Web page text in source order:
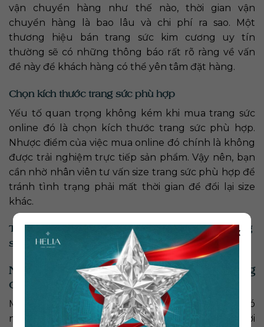
vận chuyển hàng như thế nào, thời gian vận
chuyển hàng là bao lâu và chi phí ra sao. Một
thương hiệu bán trang sức kim cương uy tín
thường sẽ có những thông báo rất rõ ràng về vấn
đề này để khách hàng có thể yên tâm đặt hàng.
Chọn kích thước trang sức phù hợp
Yếu tố quan trọng không kém khi mua trang sức
online đó là chọn kích thước trang sức phù hợp.
Nhược điểm của việc mua online đó chính là không
được trải nghiệm trực tiếp sản phẩm. Vậy nên, bạn
cần nhờ nhân viên tư vấn size trang sức phù hợp để
tránh tình trạng phải mất thời gian để đổi lại size
khác.
Tham khảo thêm: Đầu tư vào kim cương: Khả năng
sinh lời và rủi ro
Những rủi ro khi mua trang sức kim cương
online
Mặc dù việc mua trang sức kim cương online có
nhiều lợi ích song vẫn tiềm ẩn nhiều rủi ro mà người
×